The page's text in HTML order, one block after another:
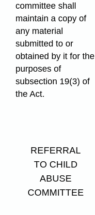
committee shall
maintain a copy of
any material
submitted to or
obtained by it for the
purposes of
subsection 19(3) of
the Act.
REFERRAL
TO CHILD
ABUSE
COMMITTEE